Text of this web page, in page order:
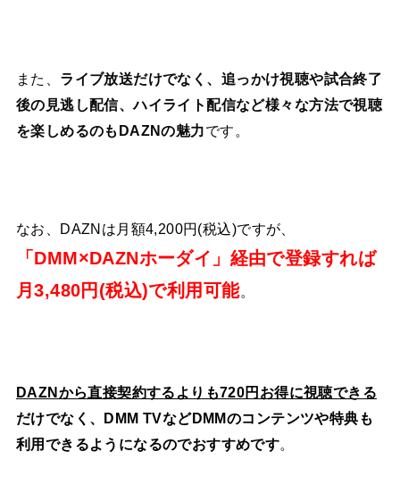
また、 ライブ放送だけでなく、追っかけ視聴や試合終了
後の見逃し配信、ハイライト配信など様々な方法で視聴
を楽しめるのもDAZNの魅力です。
なお、DAZNは月額4,200円(税込)ですが、
「DMM×DAZNホーダイ」経由で登録すれば
月3,480円(税込)で利用可能。
DAZNから直接契約するよりも720円お得に視聴できる
だけでなく、DMM TVなどDMMのコンテンツや特典も
利用できるようになるのでおすすめです。